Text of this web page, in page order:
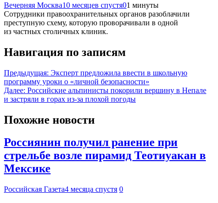
Вечерняя Москва10 месяцев спустя01 минуты
Сотрудники правоохранительных органов разоблачили
преступную схему, которую проворачивали в одной
из частных столичных клиник.
Навигация по записям
Предыдущая: Эксперт предложила ввести в школьную
программу уроки о «личной безопасности»
Далее: Российские альпинисты покорили вершину в Непале
и застряли в горах из-за плохой погоды
Похожие новости
Россиянин получил ранение при
стрельбе возле пирамид Теотиуакан в
Мексике
Российская Газета4 месяца спустя 0